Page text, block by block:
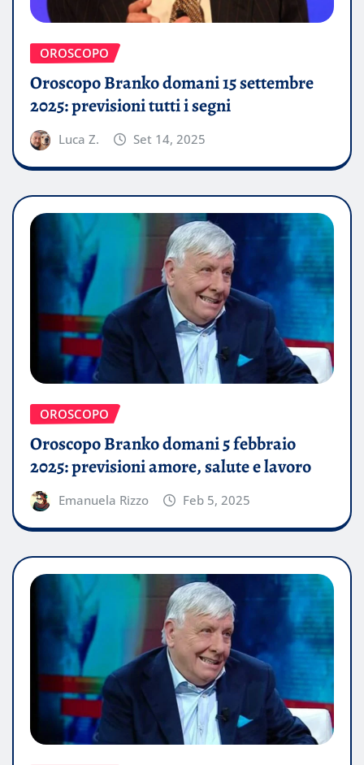
OROSCOPO
Oroscopo Branko domani 15 settembre
2025: previsioni tutti i segni
Luca Z. Set 14, 2025
OROSCOPO
Oroscopo Branko domani 5 febbraio
2025: previsioni amore, salute e lavoro
Emanuela Rizzo Feb 5, 2025